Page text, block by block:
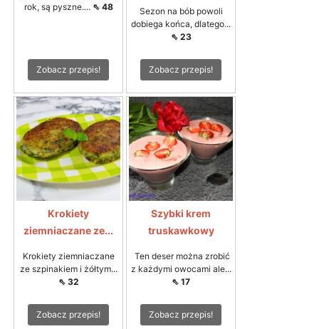
rok, są pyszne.... ⇖ 48
Zobacz przepis!
Sezon na bób powoli
dobiega końca, dlatego...
⇖ 23
Zobacz przepis!
Krokiety
ziemniaczane ze...
Krokiety ziemniaczane
ze szpinakiem i żółtym...
⇖ 32
Zobacz przepis!
Szybki krem
truskawkowy
Ten deser można zrobić
z każdymi owocami ale...
⇖ 17
Zobacz przepis!